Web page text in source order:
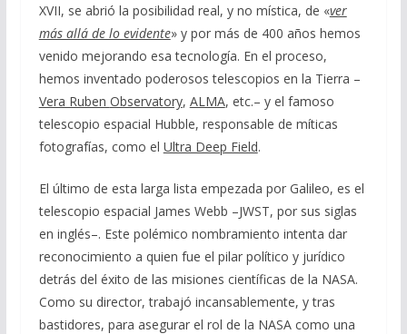
XVII, se abrió la posibilidad real, y no mística, de «ver
más allá de lo evidente» y por más de 400 años hemos
venido mejorando esa tecnología. En el proceso,
hemos inventado poderosos telescopios en la Tierra –
Vera Ruben Observatory, ALMA, etc.– y el famoso
telescopio espacial Hubble, responsable de míticas
fotografías, como el Ultra Deep Field.
El último de esta larga lista empezada por Galileo, es el
telescopio espacial James Webb –JWST, por sus siglas
en inglés–. Este polémico nombramiento intenta dar
reconocimiento a quien fue el pilar político y jurídico
detrás del éxito de las misiones científicas de la NASA.
Como su director, trabajó incansablemente, y tras
bastidores, para asegurar el rol de la NASA como una